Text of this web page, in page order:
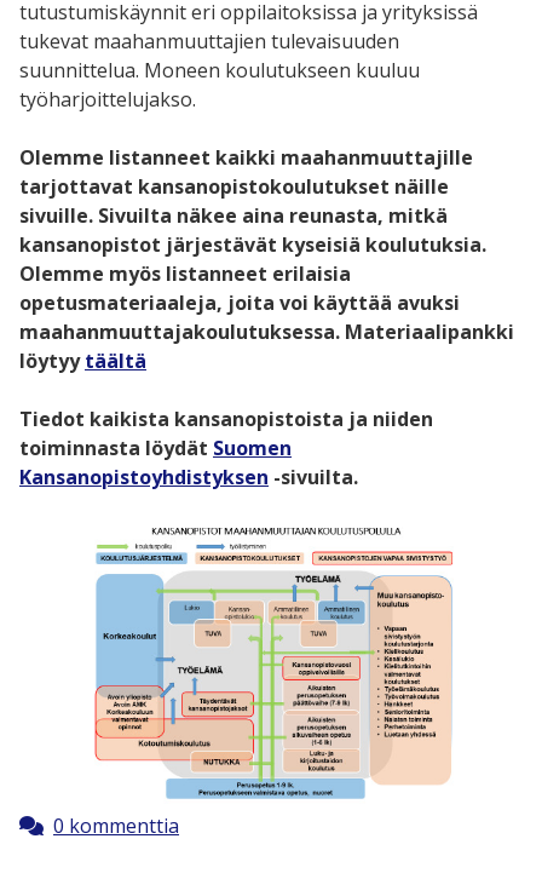
tutustumiskäynnit eri oppilaitoksissa ja yrityksissä
tukevat maahanmuuttajien tulevaisuuden
suunnittelua. Moneen koulutukseen kuuluu
työharjoittelujakso.
Olemme listanneet kaikki maahanmuuttajille
tarjottavat kansanopistokoulutukset näille
sivuille. Sivuilta näkee aina reunasta, mitkä
kansanopistot järjestävät kyseisiä koulutuksia.
Olemme myös listanneet erilaisia
opetusmateriaaleja, joita voi käyttää avuksi
maahanmuuttajakoulutuksessa. Materiaalipankki
löytyytäältä
Tiedot kaikista kansanopistoista ja niiden
toiminnasta löydät Suomen
Kansanopistoyhdistyksen -sivuilta.
0 kommenttia